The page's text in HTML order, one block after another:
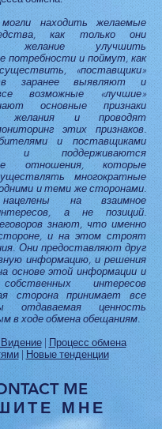
находить желаемые
как только они
желание улучшить
потребности и поймут, как
«поставщики»
заранее выявляют и
возможные «лучшие»
основные признаки
желания и проводят
этих признаков.
и поставщиками
и поддерживаются
отношения, которые
многократные
и теми же сторонами.
нацелены на взаимное
а не позиций.
знают, что именно
и на этом строят
Они предоставляют друг
информацию, и решения
основе этой информации и
интересов
сторона принимает все
отдаваемая ценность
в ходе обмена обещаниям.
|Процесс обмена
| Новые тенденции
ME
МНЕ